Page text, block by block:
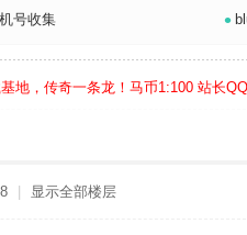
号收集 •
地，传奇一条龙！马币1:100 站长
显示全部楼层